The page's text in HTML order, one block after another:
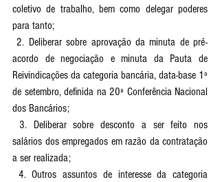
coletivo de trabalho, bem como delegar poderes
para tanto;
2. Deliberar sobre aprovação da minuta de pré-
acordo de negociação e minuta da Pauta de
Reivindicações da categoria bancária, data-base 1º
de setembro, definida na 20ª Conferência Nacional
dos Bancários;
salários dos empregados em razão da contratação
a ser realizada;